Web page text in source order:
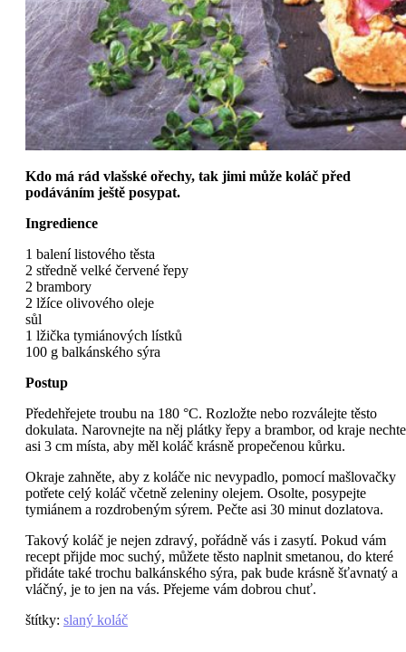
Kdo má rád vlašské ořechy, tak jimi může koláč před
podáváním ještě posypat.
Ingredience
1 balení listového těsta
2 středně velké červené řepy
2 brambory
2 lžíce olivového oleje
sůl
1 lžička tymiánových lístků
100 g balkánského sýra
Postup
Předehřejete troubu na 180 °C. Rozložte nebo rozválejte těsto
dokulata. Narovnejte na něj plátky řepy a brambor, od kraje nechte
asi 3 cm místa, aby měl koláč krásně propečenou kůrku.
Okraje zahněte, aby z koláče nic nevypadlo, pomocí mašlovačky
potřete celý koláč včetně zeleniny olejem. Osolte, posypejte
tymiánem a rozdrobeným sýrem. Pečte asi 30 minut dozlatova.
Takový koláč je nejen zdravý, pořádně vás i zasytí. Pokud vám
recept přijde moc suchý, můžete těsto naplnit smetanou, do které
přidáte také trochu balkánského sýra, pak bude krásně šťavnatý a
vláčný, je to jen na vás. Přejeme vám dobrou chuť.
štítky: slaný koláč